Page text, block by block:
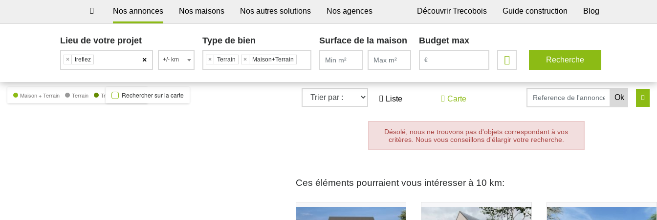
Nos annonces Nos maisons Nos autres solutions Nos agences Découvrir Trecobois Guide construction Blog
Lieu de votre projet
×
× treflez +/- km
Type de bien
× Terrain × Maison+Terrain
Surface de la maison Budget max
Liste Carte
Maison + Terrain Terrain Trecobat GreenRechercher sur la carte
Désolé, nous ne trouvons pas d'objets correspondant à vos
critères. Nous vous conseillons d'élargir votre recherche.
Ces éléments pourraient vous intéresser à 10 km: